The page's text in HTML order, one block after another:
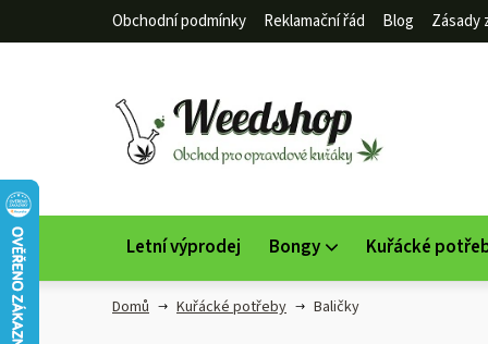
Obchodní podmínky Reklamační řád Blog Zásady
Letní výprodej Bongy Kuřácké
Domů Kuřácké potřeby Baličky